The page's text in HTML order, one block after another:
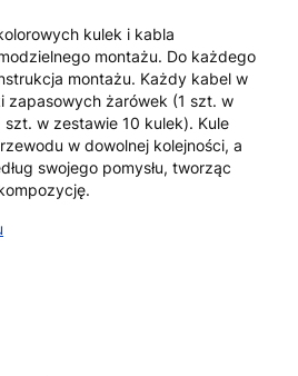
kulek i kabla
montażu. Do każdego
montażu. Każdy kabel w
zapasowych żarówek (1 szt. w
w zestawie 10 kulek). Kule
w dowolnej kolejności, a
swojego pomysłu, tworząc